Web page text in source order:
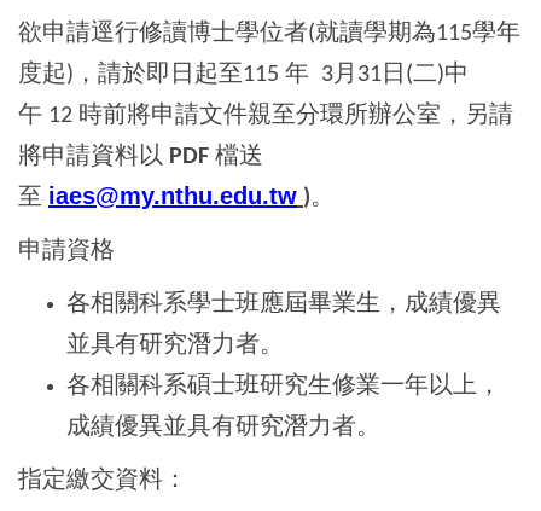
欲申請逕行修讀博士學位者(就讀學期為115學年
度起) ，請於即日起至115 年 3月 31 日 (二)中
午 12 時前將申請文件親至分環所辦公室，另請
將申請資料以 PDF 檔送
至 iaes@my.nthu.edu.tw )。
申請資格
各相關科系學士班應屆畢業生，成績優異
並具有研究潛力者。
各相關科系碩士班研究生修業一年以上，
成績優異並具有研究潛力者。
指定繳交資料：